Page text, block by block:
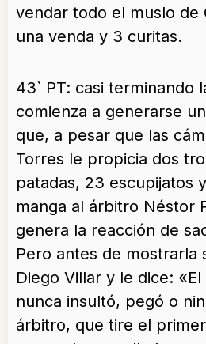
vendar todo el muslo de
una venda y 3 curitas.
43` PT: casi terminando
comienza a generarse
que, a pesar que las
Torres le propicia dos
patadas, 23 escupijatos
manga al árbitro Néstor
genera la reacción de
Pero antes de mostrarla
Diego Villar y le dice:
nunca insultó, pegó o
árbitro, que tire el